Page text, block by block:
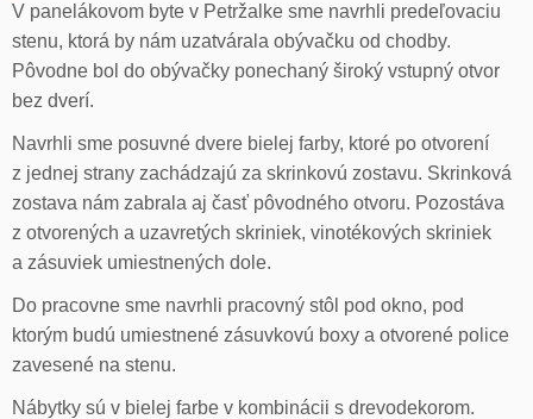
V panelákovom byte v Petržalke sme navrhli predeľovaciu
stenu, ktorá by nám uzatvárala obývačku od chodby.
Pôvodne bol do obývačky ponechaný široký vstupný otvor
bez dverí.
Navrhli sme posuvné dvere bielej farby, ktoré po otvorení
z jednej strany zachádzajú za skrinkovú zostavu. Skrinková
zostava nám zabrala aj časť pôvodného otvoru. Pozostáva
z otvorených a uzavretých skriniek, vinotékových skriniek
a zásuviek umiestnených dole.
Do pracovne sme navrhli pracovný stôl pod okno, pod
ktorým budú umiestnené zásuvkovú boxy a otvorené police
zavesené na stenu.
Nábytky sú v bielej farbe v kombinácii s drevodekorom.